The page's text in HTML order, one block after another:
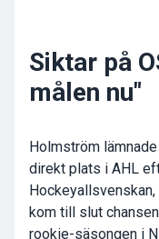
Siktar på
målen nu"
Holmström
direkt plats i AHL
kom till slut
rookie-säsongen i